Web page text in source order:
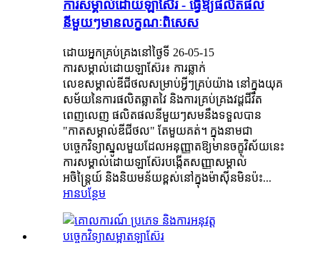
ការសម្គាល់ដោយឡាស៊ែរ - ធ្វើឱ្យផលិតផល
នីមួយៗមានលក្ខណៈពិសេស
ដោយអ្នកគ្រប់គ្រងនៅថ្ងៃទី 26-05-15
ការសម្គាល់ដោយឡាស៊ែរ៖ ការឆ្លាក់
លេខសម្គាល់ឌីជីថលសម្រាប់អ្វីៗគ្រប់យ៉ាង នៅក្នុងយុគ
សម័យនៃការផលិតឆ្លាតវៃ និងការគ្រប់គ្រងវដ្តជីវិត
ពេញលេញ ផលិតផលនីមួយៗសមនឹងទទួលបាន
"កាតសម្គាល់ឌីជីថល" តែមួយគត់។ ក្នុងនាមជា
បច្ចេកវិទ្យាស្នូលមួយដែលអនុញ្ញាតឱ្យមានចក្ខុវិស័យនេះ
ការសម្គាល់ដោយឡាស៊ែរបង្កើតសញ្ញាសម្គាល់
អចិន្ត្រៃយ៍ និងនិយមន័យខ្ពស់នៅក្នុងម៉ាស៊ីនមិនប៉ះ...
អានបន្ថែម